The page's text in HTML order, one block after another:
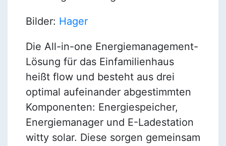
Bilder: Hager
Die All-in-one Energiemanagement-
Lösung für das Einfamilienhaus
heißt flow und besteht aus drei
optimal aufeinander abgestimmten
Komponenten: Energiespeicher,
Energiemanager und E-Ladestation
witty solar. Diese sorgen gemeinsam